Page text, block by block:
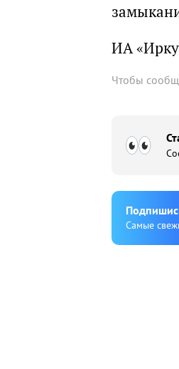
ИА
Чтобы
Cамые